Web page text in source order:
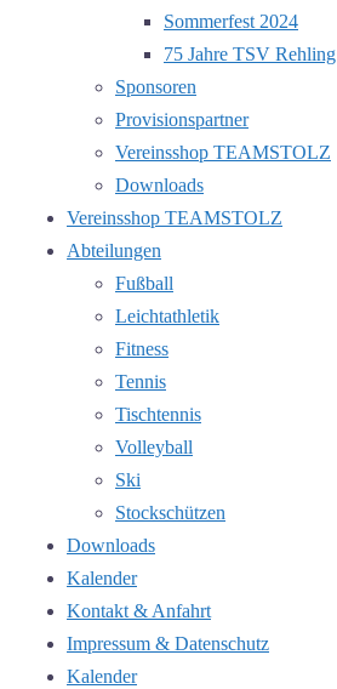
Sommerfest 2024
75 Jahre TSV Rehling
Sponsoren
Provisionspartner
Vereinsshop TEAMSTOLZ
Downloads
Vereinsshop TEAMSTOLZ
Abteilungen
Fußball
Leichtathletik
Fitness
Tennis
Tischtennis
Volleyball
Ski
Stockschützen
Downloads
Kalender
Kontakt & Anfahrt
Impressum & Datenschutz
Kalender